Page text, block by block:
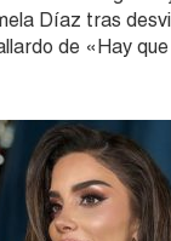
Díaz tras
de «Hay